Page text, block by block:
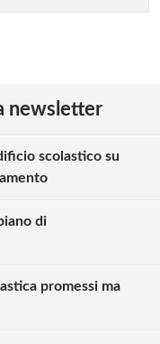
newsletter
scolastico su
di
promessi ma